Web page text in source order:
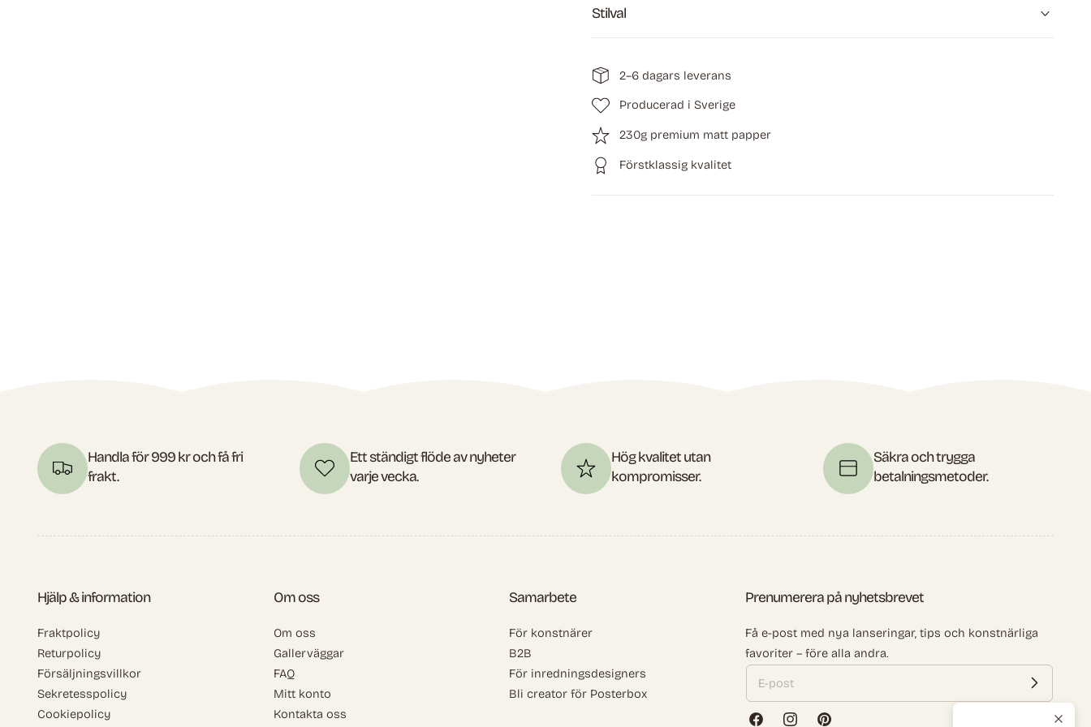
Stilval
2–6 dagars leverans
Producerad i Sverige
230g premium matt papper
Förstklassig kvalitet
Handla för 999 kr och få fri
frakt.
Ett ständigt flöde av nyheter
varje vecka.
Hög kvalitet utan
kompromisser.
Säkra och trygga
betalningsmetoder.
Hjälp & information
Fraktpolicy
Returpolicy
Försäljningsvillkor
Sekretesspolicy
Cookiepolicy
Om oss
Om oss
Gallerväggar
FAQ
Mitt konto
Kontakta oss
Samarbete
För konstnärer
B2B
För inredningsdesigners
Bli creator för Posterbox
Prenumerera på nyhetsbrevet
Få e-post med nya lanseringar, tips och konstnärliga
favoriter – före alla andra.